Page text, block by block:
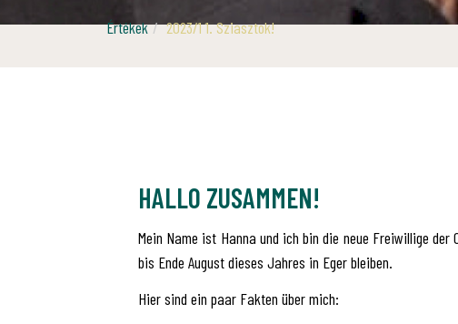
Értékek 2023/1 1. Sziasztok!
HALLO ZUSAMMEN!
Mein Name ist Hanna und ich bin die neue Freiwillige
bis Ende August dieses Jahres in Eger bleiben.
Hier sind ein paar Fakten über mich: